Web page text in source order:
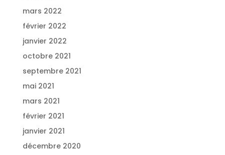
mars 2022
février 2022
janvier 2022
octobre 2021
septembre 2021
mai 2021
mars 2021
février 2021
janvier 2021
décembre 2020